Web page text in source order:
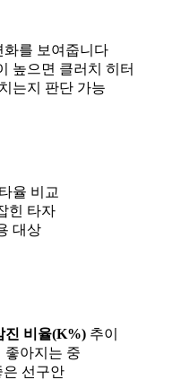
화를 보여줍니다
높으면 클러치 히터
는지 판단 가능
율 비교
힌 타자
대상
진 비율(K%) 추이
좋아지는 중
은 선구안